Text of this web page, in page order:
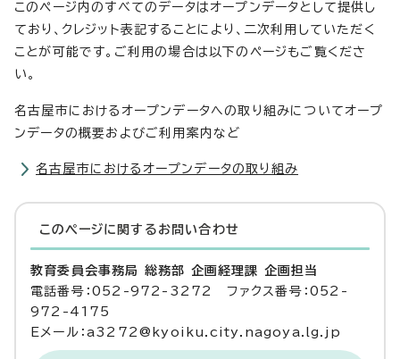
このページ内のすべてのデータはオープンデータとして提供し
ており、クレジット表記することにより、二次利用していただく
ことが可能です。ご利用の場合は以下のページもご覧くださ
い。
名古屋市におけるオープンデータへの取り組みについてオープ
ンデータの概要およびご利用案内など
名古屋市におけるオープンデータの取り組み
このページに関する お問い合わせ
教育委員会事務局 総務部 企画経理課 企画担当
電話番号：052-972-3272 ファクス番号：052-
972-4175
Eメール：a3272@kyoiku.city.nagoya.lg.jp